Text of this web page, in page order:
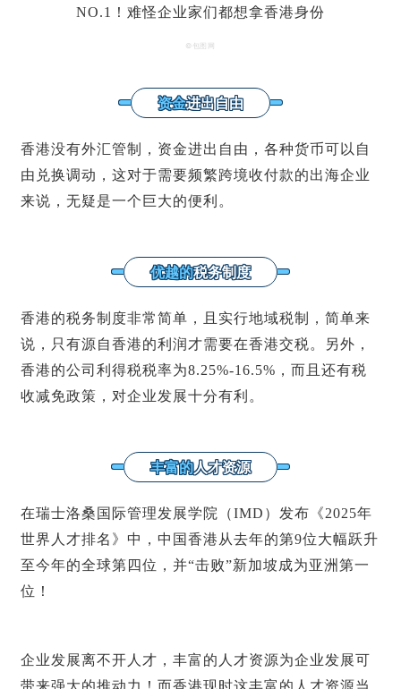
©包图网
资金进出自由
香港没有外汇管制，资金进出自由，各种货币可以自
由兑换调动，这对于需要频繁跨境收付款的出海企业
来说，无疑是一个巨大的便利。
优越的税务制度
香港的税务制度非常简单，且实行地域税制，简单来
说，只有源自香港的利润才需要在香港交税。另外，
香港的公司 利得税税率为8.25%-16.5%，而且还有税
收减免政策，对企业发展十分有利。
丰富的人才资源
在瑞士洛桑国际管理发展学院（IMD）发布《2025年
世界人才排名》中，中国香港从去年的第9位大幅跃升
至今年的全球第四位，并“击败”新加坡成为亚洲第一
位！
企业发展离不开人才，丰富的人才资源为企业发展可
带来强大的推动力！而香港现时这丰富的人才资源当